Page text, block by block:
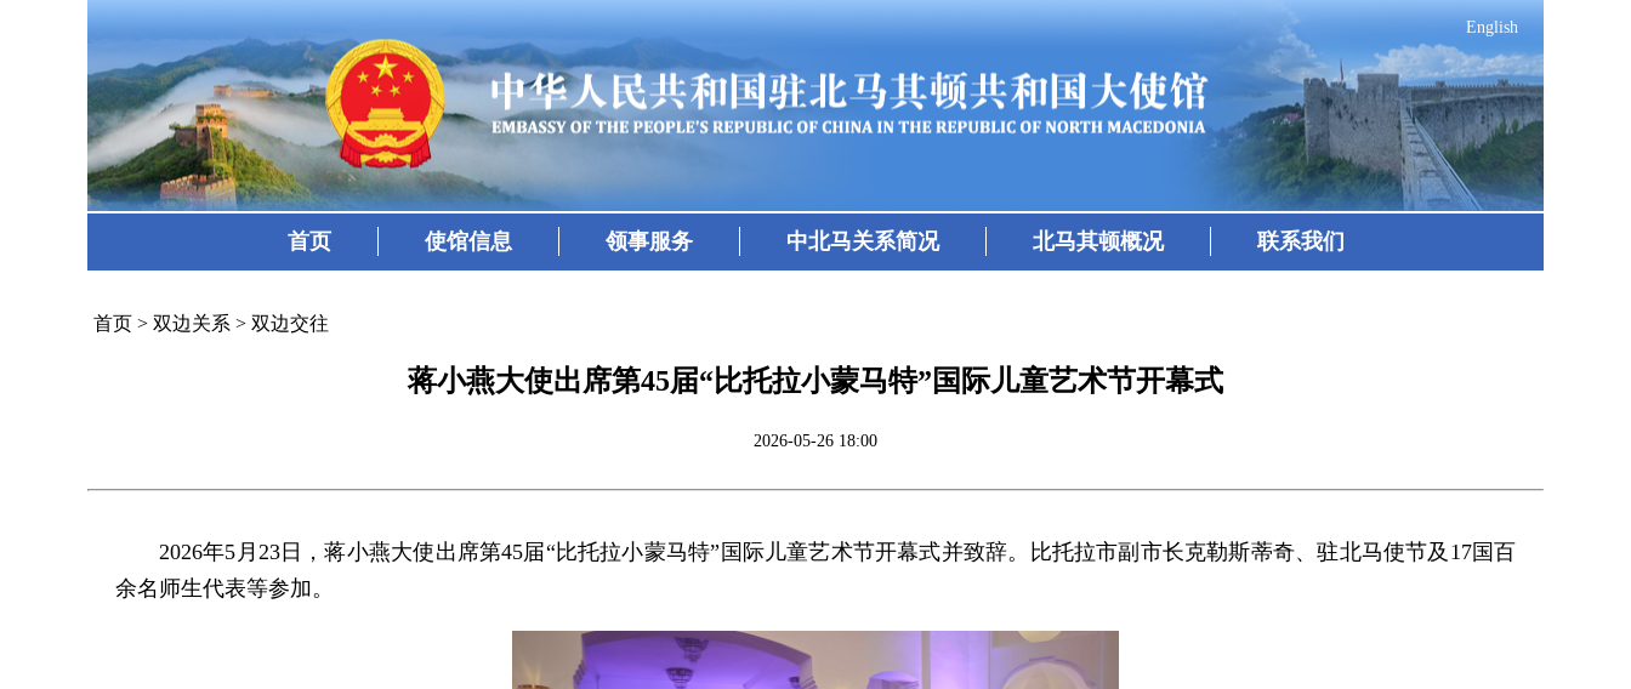
English
首页 使馆信息 领事服务 中北马关系简况 北马其顿概况 联系我们
首页 > 双边关系 > 双边交往
蒋小燕大使出席第45届“比托拉小蒙马特”国际儿童艺术节开幕式
2026-05-26 18:00
2026年5月23日，蒋小燕大使出席第45届“比托拉小蒙马特”国际儿童艺术节开幕式并致辞。比托拉市副市长克勒斯蒂奇、驻北马使节及17国百
余名师生代表等参加。